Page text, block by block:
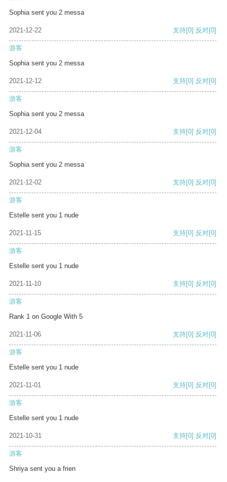
Sophia sent you 2 messa
2021-12-22 支持[0] 反对[0]
游客
Sophia sent you 2 messa
2021-12-12 支持[0] 反对[0]
游客
Sophia sent you 2 messa
2021-12-04 支持[0] 反对[0]
游客
Sophia sent you 2 messa
2021-12-02 支持[0] 反对[0]
游客
Estelle sent you 1 nude
2021-11-15 支持[0] 反对[0]
游客
Estelle sent you 1 nude
2021-11-10 支持[0] 反对[0]
游客
Rank 1 on Google With 5
2021-11-06 支持[0] 反对[0]
游客
Estelle sent you 1 nude
2021-11-01 支持[0] 反对[0]
游客
Estelle sent you 1 nude
2021-10-31 支持[0] 反对[0]
游客
Shriya sent you a frien